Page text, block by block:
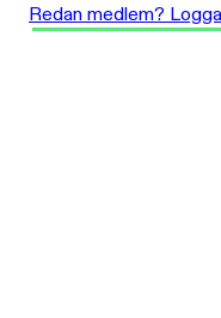
Redan medlem?